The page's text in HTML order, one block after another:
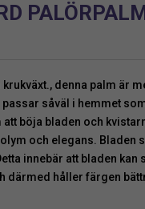
denna palm är
såväl i hemmet
böja bladen och
och elegans. Bladen
innebär att bladen kan
därmed håller färgen